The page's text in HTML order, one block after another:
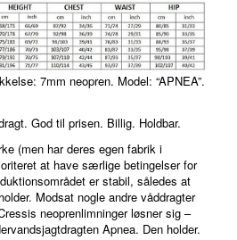
7mm neopren. Model: “APNEA”.
God til prisen. Billig. Holdbar.
(men har deres egen fabrik i
at have særlige betingelser for
er stabil, således at
Modsat nogle andre våddragter
neoprenlimninger løsner sig –
Apnea. Den holder.